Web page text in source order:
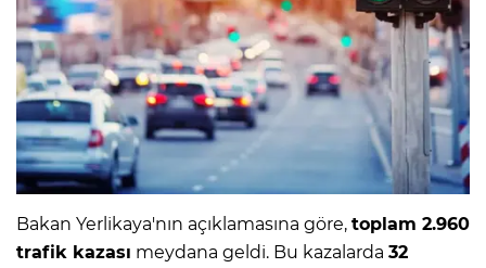
Bakan Yerlikaya'nın açıklamasına göre, toplam 2.960
trafik kazası meydana geldi. Bu kazalarda 32